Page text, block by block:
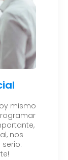
mismo
nos